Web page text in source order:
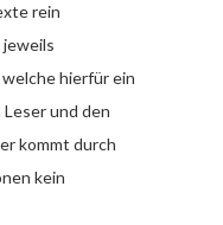
rein
hierfür ein
und den
kommt durch
kein